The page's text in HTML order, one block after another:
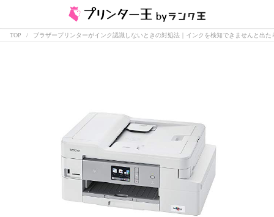
TOP ブラザープリンターがインク認識しないときの対処法｜インクを検知できませんと出た